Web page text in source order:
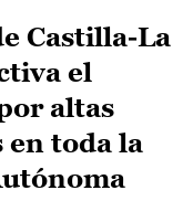
Castilla-La
el
altas
toda la